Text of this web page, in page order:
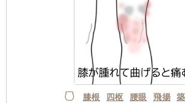
膝根 四枢 腰眼 飛揚